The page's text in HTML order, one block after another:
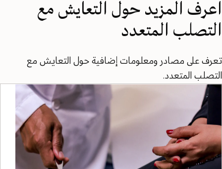
اعرف المزيد حول التعايش مع
التصلب المتعدد
تعرف على مصادر ومعلومات إضافية حول التعايش مع
التصلب المتعدد.